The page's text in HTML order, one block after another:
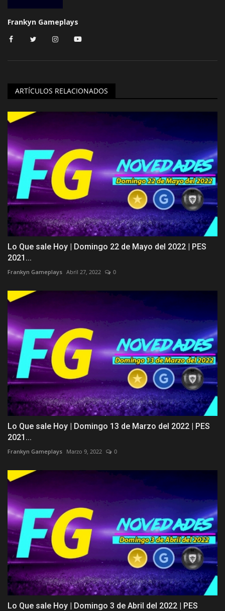
Frankyn Gameplays
ARTÍCULOS RELACIONADOS
Lo Que sale Hoy | Domingo 22 de Mayo del 2022 | PES
2021...
Frankyn Gameplays Abril 27, 2022 0
Lo Que sale Hoy | Domingo 13 de Marzo del 2022 | PES
2021...
Frankyn Gameplays Marzo 9, 2022 0
Lo Que sale Hoy | Domingo 3 de Abril del 2022 | PES